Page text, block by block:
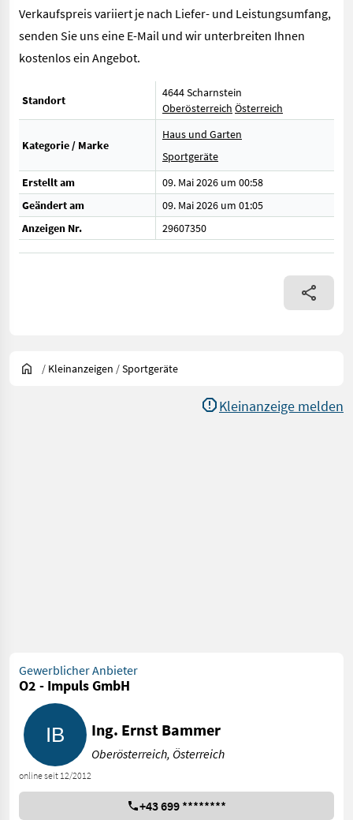
Verkaufspreis variiert je nach Liefer- und Leistungsumfang,
senden Sie uns eine E-Mail und wir unterbreiten Ihnen
kostenlos ein Angebot.
Standort
4644 Scharnstein
Oberösterreich Österreich
Kategorie / Marke
Haus und Garten
Sportgeräte
Erstellt am
09. Mai 2026 um 00:58
Geändert am
09. Mai 2026 um 01:05
Anzeigen Nr.
29607350
/ Kleinanzeigen /Sportgeräte
Kleinanzeige melden
Gewerblicher Anbieter
O2 - Impuls GmbH
online seit 12/2012
Ing. Ernst Bammer
Oberösterreich, Österreich
+43 699 ********